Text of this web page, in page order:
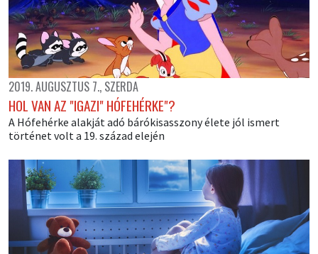
2019. AUGUSZTUS 7., SZERDA
HOL VAN AZ "IGAZI" HÓFEHÉRKE"?
A Hófehérke alakját adó bárókisasszony élete jól ismert
történet volt a 19. század elején